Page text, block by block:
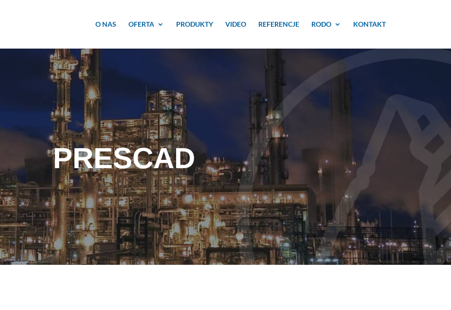
O NAS OFERTA PRODUKTY VIDEO REFERENCJE RODO KONTAKT
PRESCAD